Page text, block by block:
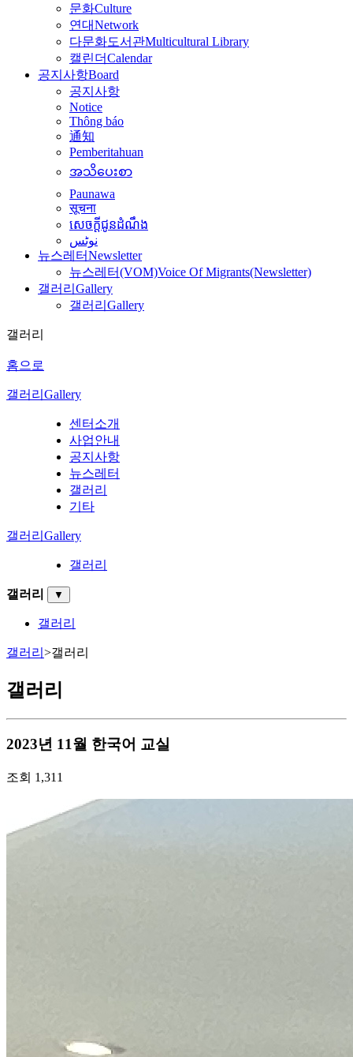
문화Culture
연대Network
다문화도서관Multicultural Library
캘린더Calendar
공지사항Board
공지사항
Notice
Thông báo
通知
Pemberitahuan
အသိပေးစာ
Paunawa
सूचना
សេចក្តីជូនដំណឹង
نوٹس
뉴스레터Newsletter
뉴스레터(VOM)Voice Of Migrants(Newsletter)
갤러리 Gallery
갤러리 Gallery
갤러리
홈으로
갤러리 Gallery
센터소개
사업안내
공지사항
뉴스레터
갤러리
기타
갤러리 Gallery
갤러리
갤러리 ▼
갤러리
갤러리 >갤러리
갤러리
2023년 11월 한국어 교실
조회 1,311